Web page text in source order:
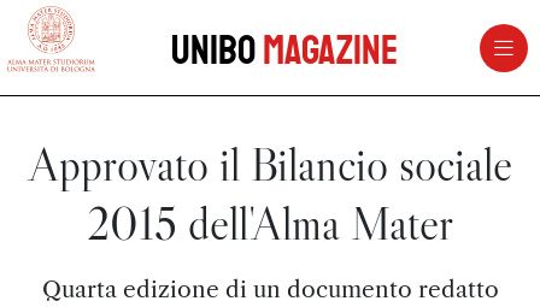
vai al contenuto della pagina
UniboMagazine
Approvato il Bilancio sociale
2015 dell'Alma Mater
Quarta edizione di un documento redatto